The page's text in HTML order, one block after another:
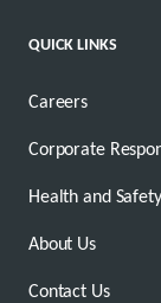
QUICK LINKS
Careers
Corporate
Health and Safety
About Us
Contact Us